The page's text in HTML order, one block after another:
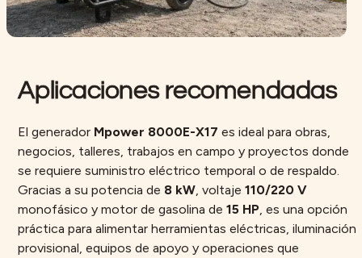
Aplicaciones recomendadas
El generador Mpower 8000E-X17es ideal para obras,
negocios, talleres, trabajos en campo y proyectos donde
se requiere suministro eléctrico temporal o de respaldo.
Gracias a su potencia de 8 kW , voltaje110/220 V
monofásico y motor de gasolina de 15 HP , es una opción
práctica para alimentar herramientas eléctricas, iluminación
provisional, equipos de apoyo y operaciones que